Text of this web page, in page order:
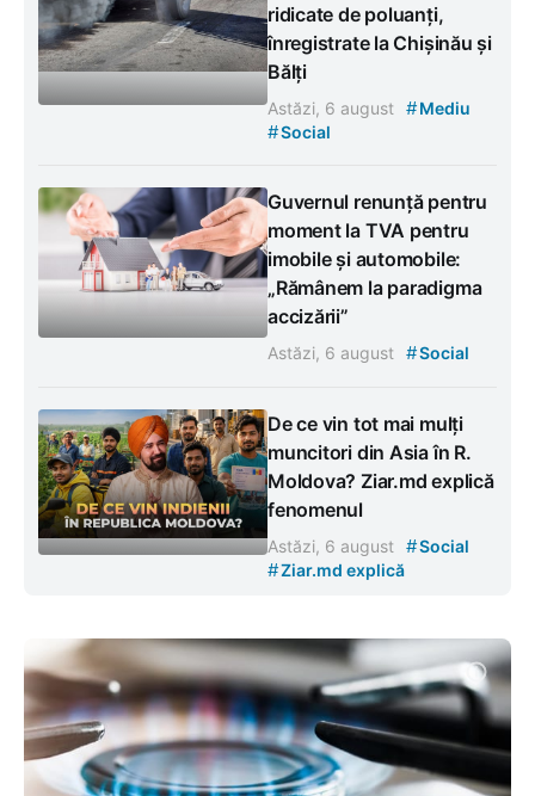
ridicate de poluanți,
înregistrate la Chișinău și
Bălți
Astăzi, 6 august #Mediu
#Social
Guvernul renunță pentru
moment la TVA pentru
imobile și automobile:
„Rămânem la paradigma
accizării”
Astăzi, 6 august #Social
De ce vin tot mai mulți
muncitori din Asia în R.
Moldova? Ziar.md explică
fenomenul
Astăzi, 6 august #Social
#Ziar.md explică